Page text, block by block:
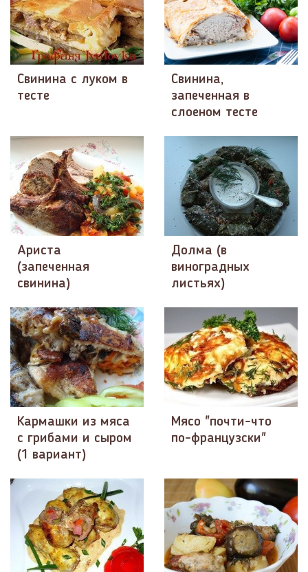
Свинина с луком в
тесте
Свинина,
запеченная в
слоеном тесте
Ариста
(запеченная
свинина)
Долма (в
виноградных
листьях)
Кармашки из мяса
с грибами и сыром
(1 вариант)
Мясо "почти-что
по-французски"